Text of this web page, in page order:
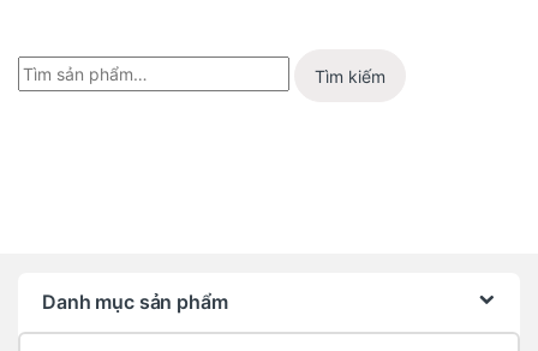
Tìm kiếm
Danh mục sản phẩm